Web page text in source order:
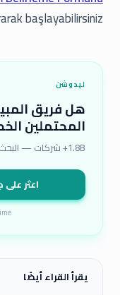
başlayabilirsiniz.
ليدوشن
هل فريق
المحتملين
1.8B+ شركات — البحث دائمًا مجاني
اعثر
يقرأ القراء أيضًا